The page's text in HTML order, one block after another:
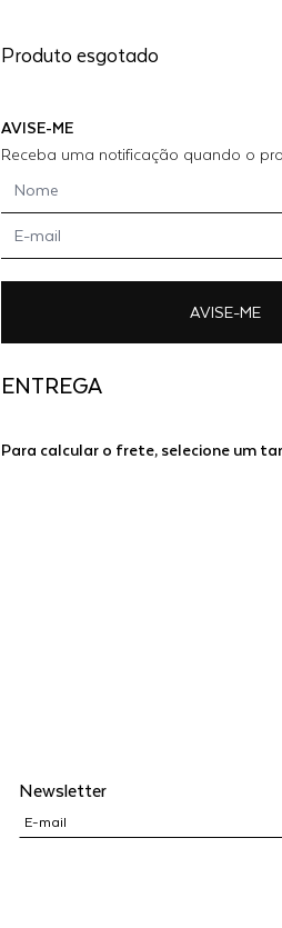
WHITE
Produto esgotado
AVISE-ME
Receba uma notificação quando o
AVISE-ME
ENTREGA
Para calcular o frete, selecione um
Newsletter